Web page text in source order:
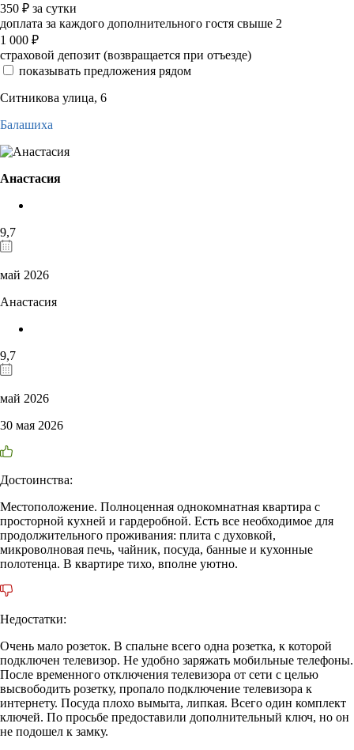
350 ₽ за сутки
доплата за каждого дополнительного гостя свыше 2
1 000 ₽
страховой депозит (возвращается при отъезде)
показывать предложения рядом
Ситникова улица, 6
Балашиха
Анастасия
9,7
май 2026
Анастасия
9,7
май 2026
30 мая 2026
Достоинства:
Местоположение. Полноценная однокомнатная квартира с
просторной кухней и гардеробной. Есть все необходимое для
продолжительного проживания: плита с духовкой,
микроволновая печь, чайник, посуда, банные и кухонные
полотенца. В квартире тихо, вполне уютно.
Недостатки:
Очень мало розеток. В спальне всего одна розетка, к которой
подключен телевизор. Не удобно заряжать мобильные телефоны.
После временного отключения телевизора от сети с целью
высвободить розетку, пропало подключение телевизора к
интернету. Посуда плохо вымыта, липкая. Всего один комплект
ключей. По просьбе предоставили дополнительный ключ, но он
не подошел к замку.